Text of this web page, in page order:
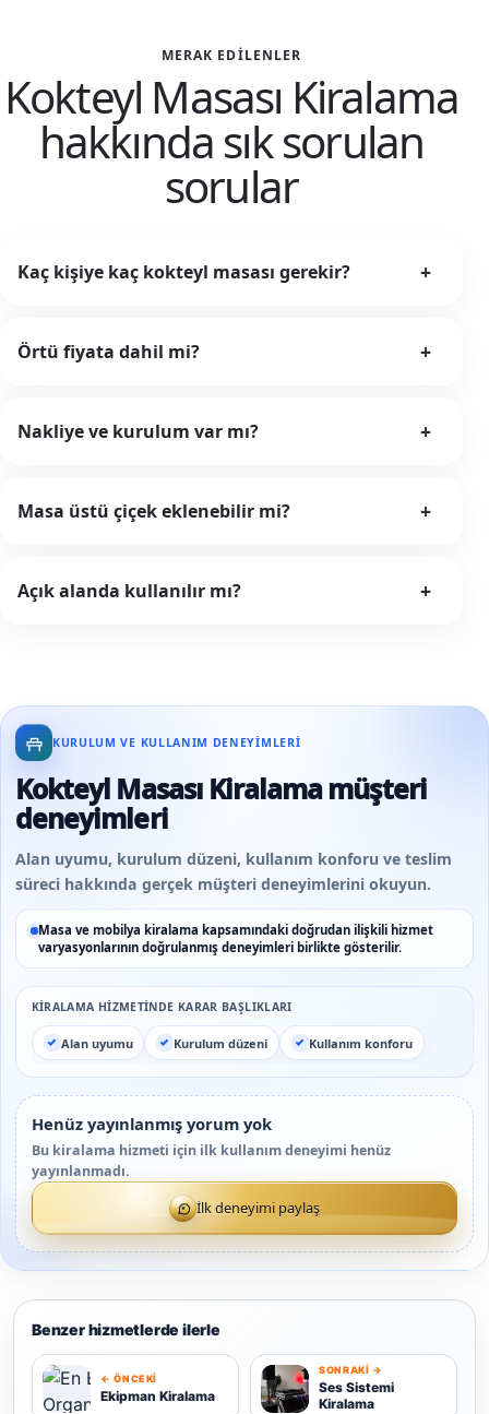
MERAK EDILENLER
Kokteyl Masası Kiralama
hakkında sık sorulan
sorular
Kaç kişiye kaç kokteyl masası gerekir? +
Örtü fiyata dahil mi? +
Nakliye ve kurulum var mı? +
Masa üstü çiçek eklenebilir mi? +
Açık alanda kullanılır mı? +
KURULUM VE KULLANIM DENEYIMLERI
Kokteyl Masası Kiralama müşteri
deneyimleri
Alan uyumu, kurulum düzeni, kullanım konforu ve teslim
süreci hakkında gerçek müşteri deneyimlerini okuyun.
Masa ve mobilya kiralama kapsamındaki doğrudan ilişkili hizmet
varyasyonlarının doğrulanmış deneyimleri birlikte gösterilir.
KIRALAMA HIZMETINDE KARAR BAŞLIKLARI
Alan uyumu Kurulum düzeni Kullanım konforu
Henüz yayınlanmış yorum yok
Bu kiralama hizmeti için ilk kullanım deneyimi henüz
yayınlanmadı.
İlk deneyimi paylaş
Benzer hizmetlerde ilerle
← ÖNCEKI
Ekipman Kiralama S
SONRAKI →
Ses Sistemi
Kiralama